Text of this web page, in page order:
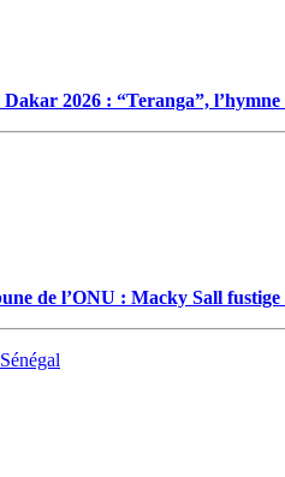
Dakar 2026 : “Teranga”,
de l’ONU : Macky Sall
Sénégal